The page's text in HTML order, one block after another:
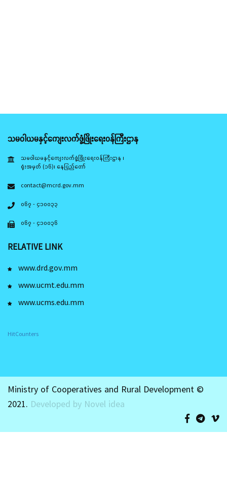
သမဝါယမနှင့်ကျေးလက်ဖွံ့ဖြိုးရေးဝန်ကြီးဌာန
သမဝါယမနှင့်ကျေးလက်ဖွံ့ဖြိုးရေးဝန်ကြီးဌာန ၊
ရုံးအမှတ် (၁၆)၊ နေပြည်တော်
contact@mcrd.gov.mm
၀၆၇ - ၄၁၀၀၃၃
၀၆၇ - ၄၁၀၀၃၆
RELATIVE LINK
www.drd.gov.mm
www.ucmt.edu.mm
www.ucms.edu.mm
HitCounters
Ministry of Cooperatives and Rural Development ©
2021. Developed by Novel idea